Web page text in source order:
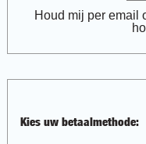
Houd mij per email
Kies uw betaalmethode: